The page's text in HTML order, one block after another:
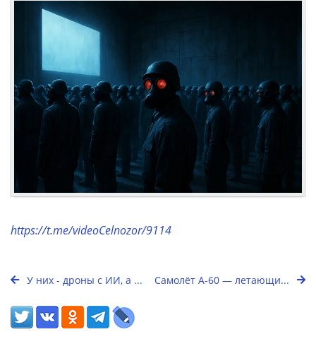
https://t.me/videoCelnozor/9114
У них - дроны с ИИ, а ... Самолёт А-60 — летающи...